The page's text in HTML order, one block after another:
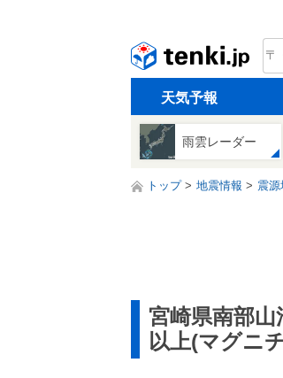
天気予報
雨雲レーダー
トップ 地震情報 震
宮崎県南部
以上(マグニ